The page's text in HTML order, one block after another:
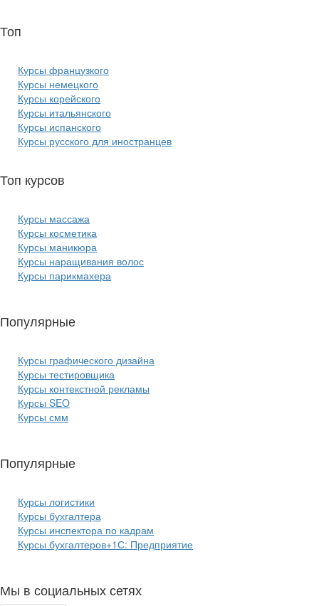
Топ
Курсы французкого
Курсы немецкого
Курсы корейского
Курсы итальянского
Курсы испанского
Курсы русского для иностранцев
Топ курсов
Курсы массажа
Курсы косметика
Курсы маникюра
Курсы наращивания волос
Курсы парикмахера
Популярные
Курсы графического дизайна
Курсы тестировщика
Курсы контекстной рекламы
Курсы SEO
Курсы смм
Популярные
Курсы логистики
Курсы бухгалтера
Курсы инспектора по кадрам
Курсы бухгалтеров+1С: Предприятие
Мы в социальных сетях